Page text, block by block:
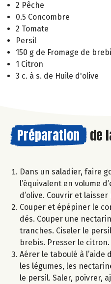
2 Pêche
0.5 Concombre
2 Tomate
Persil
150 g de Fromage de
1 Citron
3 c. à s. de Huile d'olive
Préparation de
Dans un saladier, faire
l’équivalent en volume
d’olive. Couvrir et
Couper et épépiner le
dés. Couper une
tranches. Ciseler le
brebis. Presser le
Aérer le taboulé à l’aide
les légumes, les
le persil. Saler, poivrer,